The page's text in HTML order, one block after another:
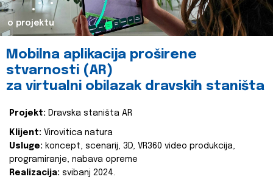
o projektu
Mobilna aplikacija proširene
stvarnosti (AR)
za virtualni obilazak dravskih staništa
Projekt: Dravska staništa AR
Klijent: Virovitica natura
Usluge: koncept, scenarij, 3D, VR360 video produkcija,
programiranje, nabava opreme
Realizacija: svibanj 2024.